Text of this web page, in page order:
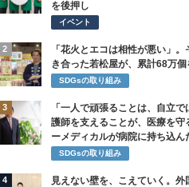
を後押し
イベント
2
「花火とエコは相性が悪い」。
き合った若松屋が、累計68万
SDGsの取り組み
3
「一人で頑張ることは、自立
護師を支えることが、医療を守
ーメディカルが病院に持ち込ん
SDGsの取り組み
4
見えない壁を、こえていく。外